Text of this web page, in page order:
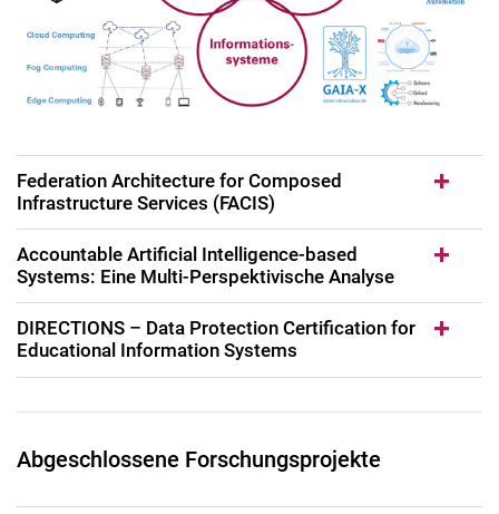
Federation Architecture for Composed
Infrastructure Services (FACIS)
Accountable Artificial Intelligence-based
Systems: Eine Multi-Perspektivische Analyse
DIRECTIONS – Data Protection Certification for
Educational Information Systems
Abgeschlossene Forschungsprojekte